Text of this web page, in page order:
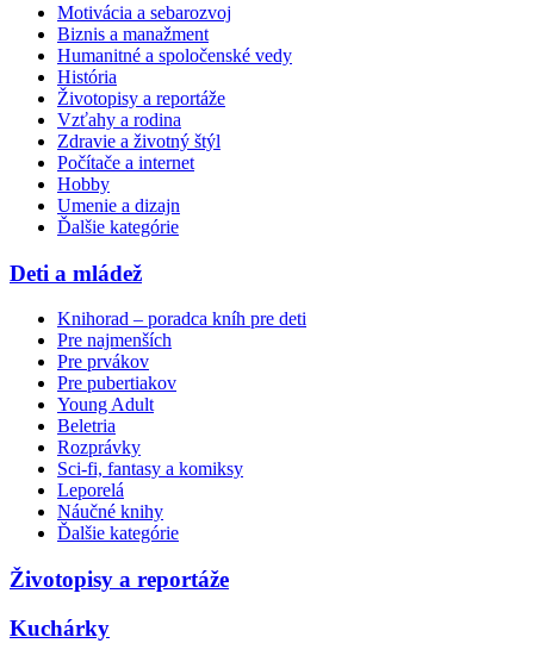
Motivácia a sebarozvoj
Biznis a manažment
Humanitné a spoločenské vedy
História
Životopisy a reportáže
Vzťahy a rodina
Zdravie a životný štýl
Počítače a internet
Hobby
Umenie a dizajn
Ďalšie kategórie
Deti a mládež
Knihorad – poradca kníh pre deti
Pre najmenších
Pre prvákov
Pre pubertiakov
Young Adult
Beletria
Rozprávky
Sci-fi, fantasy a komiksy
Leporelá
Náučné knihy
Ďalšie kategórie
Životopisy a reportáže
Kuchárky